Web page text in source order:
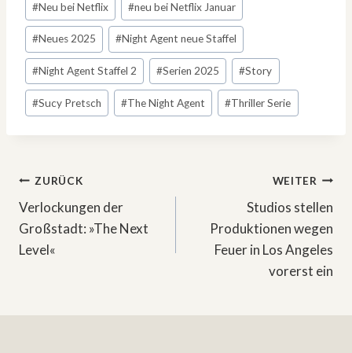
#Neu bei Netflix #neu bei Netflix Januar
#Neues 2025 #Night Agent neue Staffel
#Night Agent Staffel 2 #Serien 2025 #Story
#Sucy Pretsch #The Night Agent #Thriller Serie
Beitragsnavigation
ZURÜCK
Verlockungen der
Großstadt: »The Next
Level«
WEITER
Studios stellen
Produktionen wegen
Feuer in Los Angeles
vorerst ein